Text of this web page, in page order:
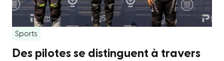
Sports
Des pilotes se distinguent à travers